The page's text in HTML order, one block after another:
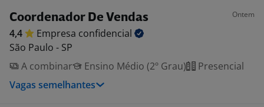
Coordenador De Vendas Ontem
4,4 Empresa confidencial
São Paulo - SP
A combinar
Ensino Médio (2º Grau)
Presencial
Vagas semelhantes